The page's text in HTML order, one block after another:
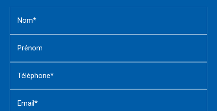
Nom*
Prénom
Téléphone*
Email*